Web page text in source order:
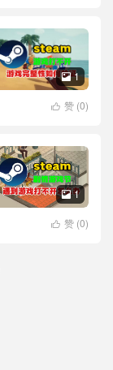
 1
 赞 (0)
 1
 赞 (0)